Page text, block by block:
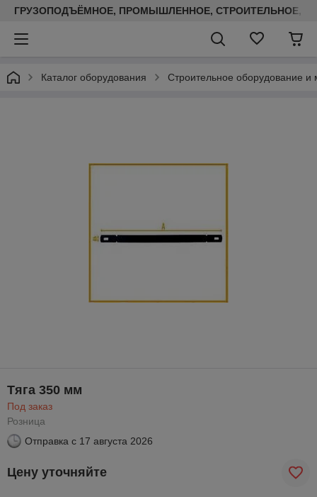
ГРУЗОПОДЪЁМНОЕ, ПРОМЫШЛЕННОЕ, СТРОИТЕЛЬНОЕ,
Каталог оборудования Строительное оборудование и
Тяга 350 мм
Под заказ
Розница
Отправка с 17 августа 2026
Цену уточняйте